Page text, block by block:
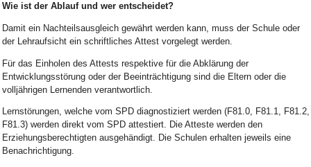
Wie ist der Ablauf und wer entscheidet?
Damit ein Nachteilsausgleich gewährt werden kann, muss der Schule oder
der Lehraufsicht ein schriftliches Attest vorgelegt werden.
Für das Einholen des Attests respektive für die Abklärung der
Entwicklungsstörung oder der Beeinträchtigung sind die Eltern oder die
volljährigen Lernenden verantwortlich.
Lernstörungen, welche vom SPD diagnostiziert werden (F81.0, F81.1, F81.2,
F81.3) werden direkt vom SPD attestiert. Die Atteste werden den
Erziehungsberechtigten ausgehändigt. Die Schulen erhalten jeweils eine
Benachrichtigung.